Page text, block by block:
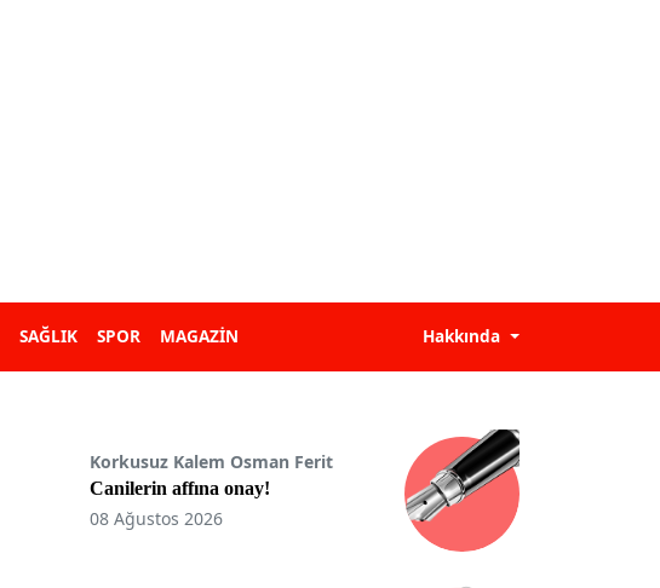
SAĞLIK SPOR MAGAZİN Hakkında
Korkusuz Kalem Osman Ferit
Canilerin affına onay!
08 Ağustos 2026